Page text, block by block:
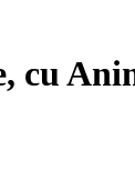
cu